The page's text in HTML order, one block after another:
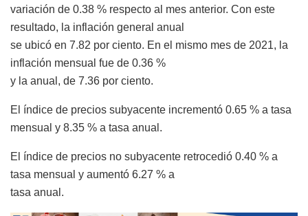
variación de 0.38 % respecto al mes anterior. Con este
resultado, la inflación general anual
se ubicó en 7.82 por ciento. En el mismo mes de 2021, la
inflación mensual fue de 0.36 %
y la anual, de 7.36 por ciento.
El índice de precios subyacente incrementó 0.65 % a tasa
mensual y 8.35 % a tasa anual.
El índice de precios no subyacente retrocedió 0.40 % a
tasa mensual y aumentó 6.27 % a
tasa anual.